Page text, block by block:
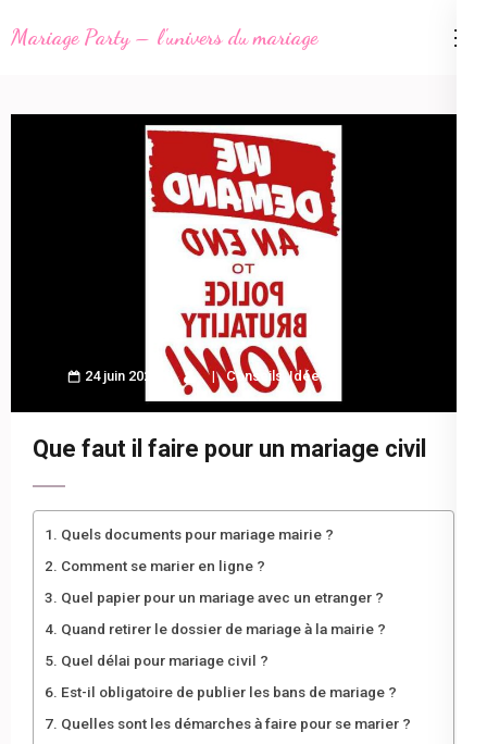
au
(Pressez
Mariage Party – l'univers du mariage
24 juin 2021 Conseils ,Idées
Que faut il faire pour un mariage civil
Quels documents pour mariage mairie ?
Comment se marier en ligne ?
Quel papier pour un mariage avec un etranger ?
Quand retirer le dossier de mariage à la mairie ?
Quel délai pour mariage civil ?
Est-il obligatoire de publier les bans de mariage ?
Quelles sont les démarches à faire pour se marier ?